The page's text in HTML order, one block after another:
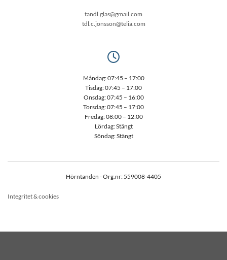
tandl.glas@gmail.com
tdl.c.jonsson@telia.com

Måndag: 07:45 – 17:00
Tisdag: 07:45 – 17:00
Onsdag: 07:45 – 16:00
Torsdag: 07:45 – 17:00
Fredag: 08:00 – 12:00
Lördag: Stängt
Söndag: Stängt
Hörntanden - Org.nr: 559008-4405
Integritet & cookies